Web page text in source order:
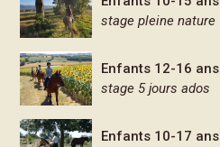
stage pleine nature
Enfants 12-16 ans
stage 5 jours ados
Enfants 10-17 ans